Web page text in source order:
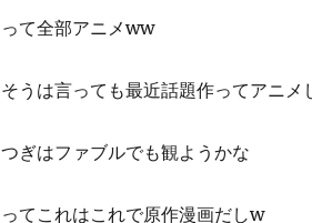
って全部アニメww
そうは言っても最近話題作ってアニメ
つぎはファブルでも観ようかな
ってこれはこれで原作漫画だしw